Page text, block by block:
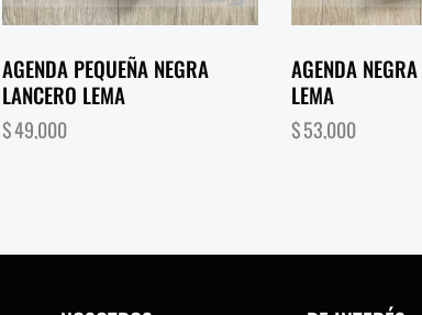
AGENDA PEQUEÑA NEGRA
LANCERO LEMA
$49,000
AGENDA
LEMA
$53,000